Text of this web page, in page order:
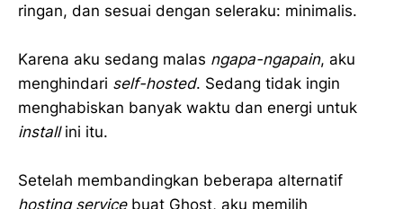
ringan, dan sesuai dengan seleraku: minimalis.
Karena aku sedang malas ngapa-ngapain, aku
menghindari self-hosted. Sedang tidak ingin
menghabiskan banyak waktu dan energi untuk
installini itu.
Setelah membandingkan beberapa alternatif
hosting servicebuat Ghost, aku memilih